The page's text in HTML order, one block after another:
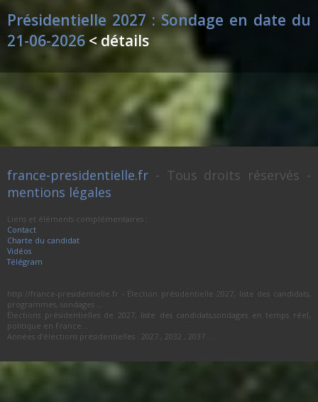
Présidentielle 2027 : Sondage en date du
21-06-2026 < détails
france-presidentielle.fr - Tous droits réservés -
mentions légales
Liens et éléments complémentaires :
Contact
Charte du candidat
Vidéos
Télégram
http://france-presidentielle.fr - Élection présidentielle 2027, liste des candidats,
programmes, sondages ...
Élections présidentielles de 2027, liste des candidats,sondages en temps réel,
politique en France...
Années d'élections présidentielles : 2027 , 2032 , 2037 ...